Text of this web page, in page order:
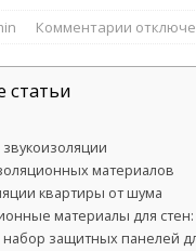
Комментарии
статьи
материалов
квартиры от шума
материалы для
защитных панелей